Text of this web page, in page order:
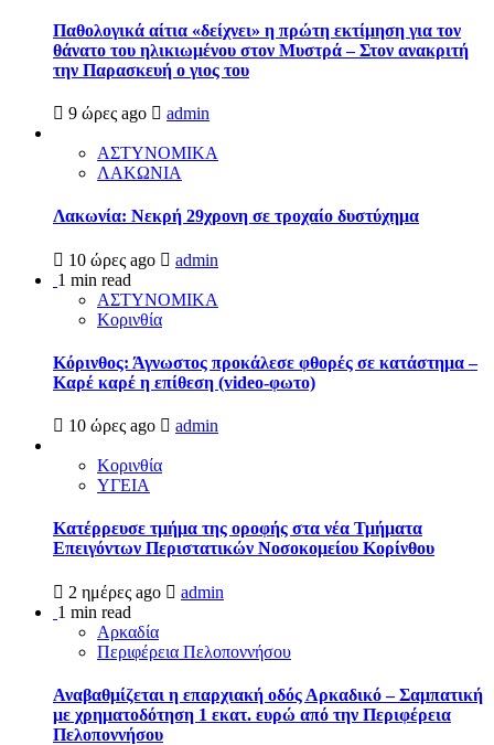
Παθολογικά αίτια «δείχνει» η πρώτη εκτίμηση για τον
θάνατο του ηλικιωμένου στον Μυστρά – Στον ανακριτή
την Παρασκευή ο γιος του
9 ώρες ago admin
ΑΣΤΥΝΟΜΙΚΑ
ΛΑΚΩΝΙΑ
Λακωνία: Νεκρή 29χρονη σε τροχαίο δυστύχημα
10 ώρες ago
admin
1 min read
ΑΣΤΥΝΟΜΙΚΑ
Κορινθία
Κόρινθος: Άγνωστος προκάλεσε φθορές σε κατάστημα –
Καρέ καρέ η επίθεση (video-φωτο)
10 ώρες ago admin
Κορινθία
ΥΓΕΙΑ
Kατέρρευσε τμήμα της οροφής στα νέα Τμήματα
Επειγόντων Περιστατικών Νοσοκομείου Κορίνθου
2 ημέρες ago
admin
1 min read
Αρκαδία
Περιφέρεια Πελοποννήσου
Αναβαθμίζεται η επαρχιακή οδός Αρκαδικό – Σαμπατική
με χρηματοδότηση 1 εκατ. ευρώ από την Περιφέρεια
Πελοποννήσου